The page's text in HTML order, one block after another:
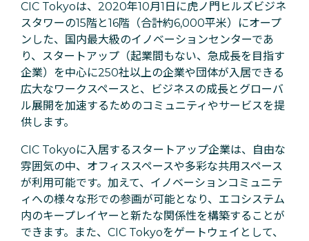
CIC Tokyoは、2020年10月1日に虎ノ門ヒルズビジネ
スタワーの15階と16階（合計約6,000平米）にオープ
ンした、国内最大級のイノベーションセンターであ
り、スタートアップ（起業間もない、急成長を目指す
企業）を中心に250社以上の企業や団体が入居できる
広大なワークスペースと、ビジネスの成長とグローバ
ル展開を加速するためのコミュニティやサービスを提
供します。
CIC Tokyoに入居するスタートアップ企業は、自由な
雰囲気の中、オフィススペースや多彩な共用スペース
が利用可能です。加えて、イノベーションコミュニテ
ィへの様々な形での参画が可能となり、エコシステム
内のキープレイヤーと新たな関係性を構築することが
できます。また、CIC Tokyoをゲートウェイとして、